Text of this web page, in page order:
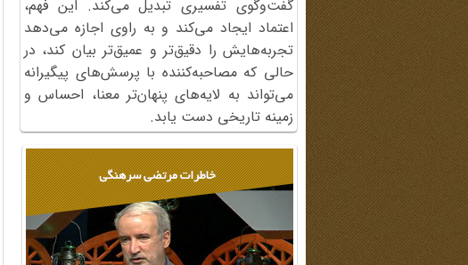
گفت‌وگوی تفسیری تبدیل می‌کند. این فهم،
اعتماد ایجاد می‌کند و به راوی اجازه می‌دهد
تجربه‌هایش را دقیق‌تر و عمیق‌تر بیان کند، در
حالی که مصاحبه‌کننده با پرسش‌های پیگیرانه
می‌تواند به لایه‌های پنهان‌تر معنا، احساس و
زمینه تاریخی دست یابد.